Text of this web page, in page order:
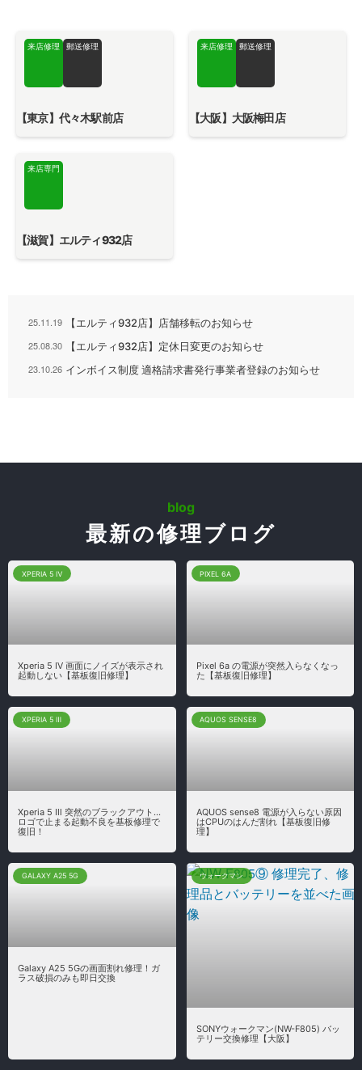
来店修理 郵送修理
【東京】代々木駅前店
来店修理 郵送修理
【大阪】大阪梅田店
来店専門
【滋賀】エルティ932店
25.11.19
【エルティ932店】店舗移転のお知らせ
25.08.30
【エルティ932店】定休日変更のお知らせ
23.10.26 インボイス制度 適格請求書発行事業者登録のお知らせ
blog
最新の修理ブログ
XPERIA 5 Ⅳ
Xperia 5 Ⅳ 画面にノイズが表示され
起動しない【基板復旧修理】
PIXEL 6A
Pixel 6a の電源が突然入らなくなっ
た【基板復旧修理】
XPERIA 5 Ⅲ
Xperia 5 Ⅲ 突然のブラックアウト…
ロゴで止まる起動不良を基板修理で
復旧！
AQUOS SENSE8
AQUOS sense8 電源が入らない原因
はCPUのはんだ割れ【基板復旧修
理】
GALAXY A25 5G
Galaxy A25 5Gの画面割れ修理！ガ
ラス破損のみも即日交換
ウォークマン
SONYウォークマン(NW-F805) バッ
テリー交換修理【大阪】